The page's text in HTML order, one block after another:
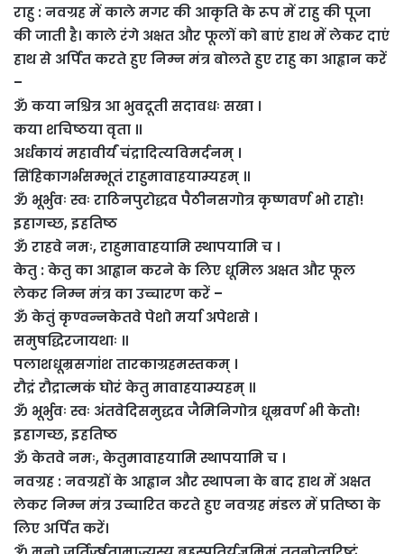
राहु : नवग्रह में काले मगर की आकृति के रूप में राहु की पूजा
की जाती है। काले रंगे अक्षत और फूलों को बाएं हाथ में लेकर दाएं
हाथ से अर्पित करते हुए निम्न मंत्र बोलते हुए राहु का आह्वान करें
–
ॐ कया नश्चित्र आ भुवदूती सदावधः सखा ।
कया शचिष्ठया वृता ॥
अर्धकायं महावीर्यं चंद्रादित्यविमर्दनम्‌ ।
सिंहिकागर्भसम्भूतं राहुमावाहयाम्यहम्‌ ॥
ॐ भूर्भुवः स्वः राठिनपुरोद्धव पैठीनसगोत्र कृष्णवर्ण भो राहो!
इहागच्छ, इहतिष्ठ
ॐ राहवे नमः, राहुमावाहयामि स्थापयामि च ।
केतु : केतु का आह्वान करने के लिए धूमिल अक्षत और फूल
लेकर निम्न मंत्र का उच्चारण करें –
ॐ केतुं कृण्वन्नकेतवे पेशो मर्या अपेशसे ।
समुषद्धिरजायथाः ॥
पलाशधूम्रसगांश तारकाग्रहमस्तकम्‌ ।
रौद्रं रौद्रात्मकं घोरं केतु मावाहयाम्यहम्‌ ॥
ॐ भूर्भुवः स्वः अंतवेदिसमुद्धव जैमिनिगोत्र धूम्रवर्ण भी केतो!
इहागच्छ, इहतिष्ठ
ॐ केतवे नमः, केतुमावाहयामि स्थापयामि च ।
नवग्रह : नवग्रहों के आह्वान और स्थापना के बाद हाथ में अक्षत
लेकर निम्न मंत्र उच्चारित करते हुए नवग्रह मंडल में प्रतिष्ठा के
लिए अर्पित करें।